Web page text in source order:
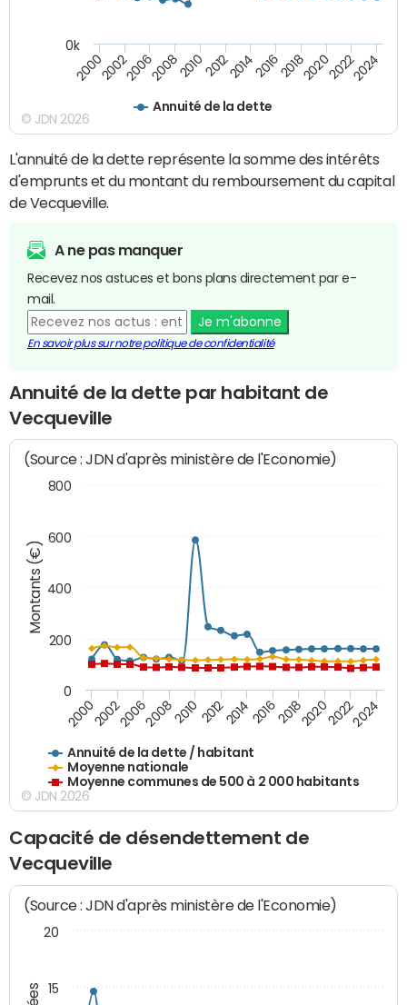
Annuité de la dette
200020022006200820102012201420162018202020222024
0k
© JDN 2026
L'annuité de la dette représente la somme des intérêts
d'emprunts et du montant du remboursement du capital
de Vecqueville.
A ne pas manquer
Recevez nos astuces et bons plans directement par e-
mail.
Je m'abonne
En savoir plus sur notre politique de confidentialité
Annuité de la dette par habitant de
Vecqueville
Montants (€)
(Source : JDN d'après ministère de l'Economie)
Annuité de la dette / habitant
Moyenne nationale
Moyenne communes de 500 à 2 000 habitants
20002002200620082010 2012201420162018202020222024
0
200
400
600
800
© JDN 2026
Capacité de désendettement de
Vecqueville
(Source : JDN d'après ministère de l'Economie)
15
20